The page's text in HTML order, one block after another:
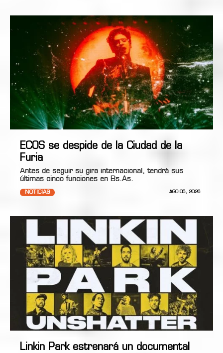
ECOS se despide de la Ciudad de la
Furia
Antes de seguir su gira internacional, tendrá sus
últimas cinco funciones en Bs.As.
NOTICIAS AGO 05, 2026
Linkin Park estrenará un documental